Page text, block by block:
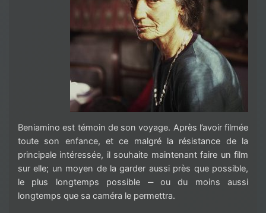
Beniamino est témoin de son voyage. Après l’avoir filmée
toute son enfance, et ce malgré la résistance de la
principale intéressée, il souhaite maintenant faire un film
sur elle; un moyen de la garder aussi près que possible,
le plus longtemps possible ‒ ou du moins aussi
longtemps que sa caméra le permettra.